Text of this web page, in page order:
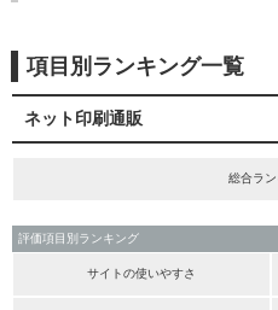
項目別ランキング一覧
ネット印刷通販
総合ラ
評価項目別ランキング
サイトの使いやすさ